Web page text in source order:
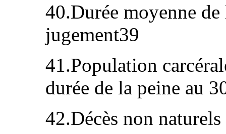
40.Durée moyenne
jugement39
41.Population
durée de la peine au
42.Décès non